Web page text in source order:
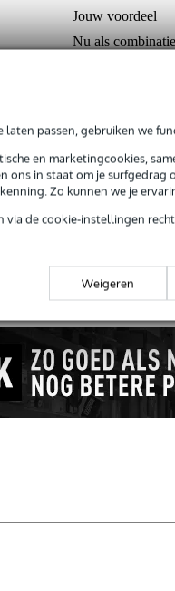
passen, gebruiken we
en marketingcookies,
ons in staat om je
Zo kunnen we je
via de cookie-instellingen
Weigeren
Jouw voordeel
Nu als